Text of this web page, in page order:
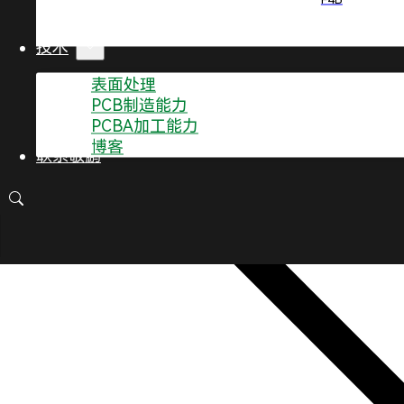
技术
表面处理
PCB制造能力
PCBA加工能力
博客
联系敬鹏